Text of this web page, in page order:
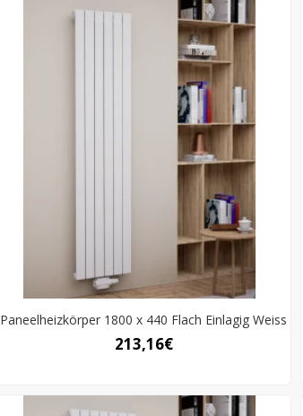
Paneelheizkörper 1800 x 440 Flach Einlagig Weiss
213,16€